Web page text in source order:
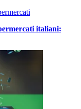
italiani: